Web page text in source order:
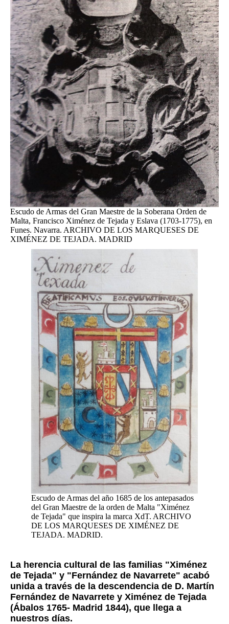
Escudo de Armas del Gran Maestre de la Soberana Orden de
Malta, Francisco Ximénez de Tejada y Eslava (1703-1775), en
Funes. Navarra. ARCHIVO DE LOS MARQUESES DE
XIMÉNEZ DE TEJADA. MADRID
Escudo de Armas del año 1685 de los antepasados
del Gran Maestre de la orden de Malta "Ximénez
de Tejada" que inspira la marca XdT. ARCHIVO
DE LOS MARQUESES DE XIMÉNEZ DE
TEJADA. MADRID.
La herencia cultural de las familias "Ximénez
de Tejada" y "Fernández de Navarrete" acabó
unida a través de la descendencia de D. Martín
Fernández de Navarrete y Ximénez de Tejada
(Ábalos 1765- Madrid 1844), que llega a
nuestros días.